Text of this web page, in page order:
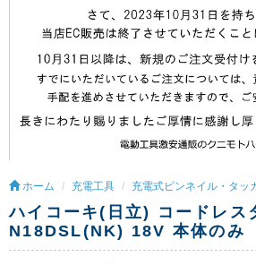
ホーム 充電工具 充電式ピンネイル・タッ
ハイコーキ(日立) コードレス
N18DSL(NK) 18V 本体のみ